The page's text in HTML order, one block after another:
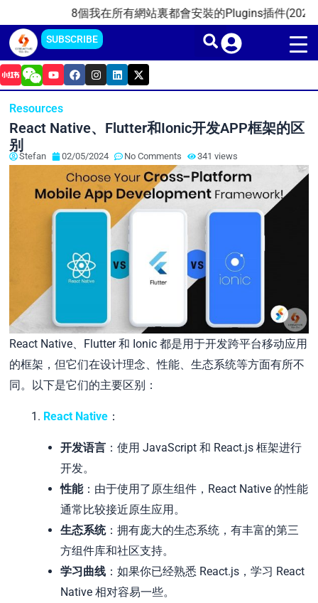
content
8個我在所有網站裏都會安裝的Plugins插件(2025)
SUBSCRIBE
Y
o
u
u
b
e
F
a
c
o
o
I
n
s
r
m
L
i
n
i
X
-
t
t
r
Resources
React Native、Flutter和Ionic开发APP框架的区
别
Stefan 02/05/2024 No Comments 341 views
React Native、Flutter 和 Ionic 都是用于开发跨平台移动应用
的框架，但它们在设计理念、性能、生态系统等方面有所不
同。以下是它们的主要区别：
React Native ：
开发语言 ：使用 JavaScript 和 React.js 框架进行
开发。
性能：由于使用了原生组件，React Native 的性能
通常比较接近原生应用。
生态系统：拥有庞大的生态系统，有丰富的第三
方组件库和社区支持。
学习曲线 ：如果你已经熟悉 React.js，学习 React
Native 相对容易一些。